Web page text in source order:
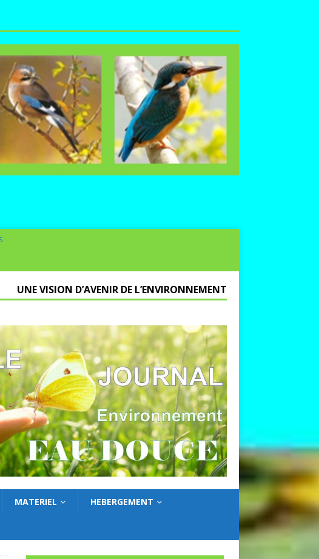
UNE VISION D’AVENIR DE L’ENVIRONNEMENT
MATERIEL HEBERGEMENT